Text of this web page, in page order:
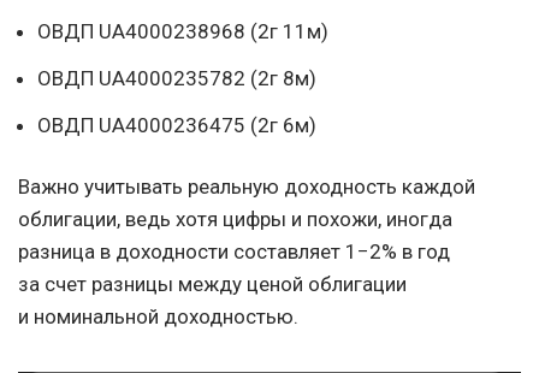
ОВДП UA4000238968 (2г 11м)
ОВДП UA4000235782 (2г 8м)
ОВДП UA4000236475 (2г 6м)
Важно учитывать реальную доходность каждой
облигации, ведь хотя цифры и похожи, иногда
разница в доходности составляет 1−2% в год
за счет разницы между ценой облигации
и номинальной доходностью.